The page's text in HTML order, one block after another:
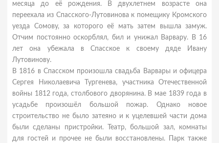
месяца до её рождения. В двухлетнем возрасте она
переехала из Спасского-Лутовинова к помещику Кромского
уезда Сомову, за которого её мать затем вышла замуж.
Отчим постоянно оскорблял, бил и унижал Варвару. В 16
лет она убежала в Спасское к своему дяде Ивану
Лутовинову.
В 1816 в Спасском произошла свадьба Варвары и офицера
Сергея Николаевича Тургенева, участника Отечественной
войны 1812 года, столбового дворянина. В мае 1839 года в
усадьбе произошёл большой пожар. Однако новое
строительство не было затеяно и к уцелевшей части дома
были сделаны пристройки. Театр, большой зал, комнаты
для гостей и прочее не были восстановлены. Парк также